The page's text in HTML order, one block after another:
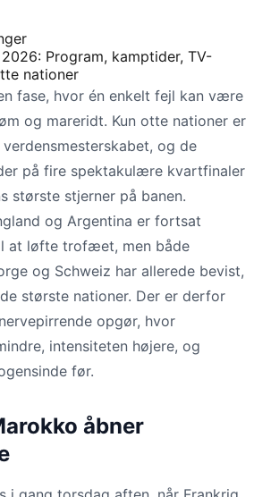
fase, hvor én enkelt fejl kan være
og mareridt. Kun otte nationer er
og de
på fire spektakulære kvartfinaler
største stjerner på banen.
og Argentina er fortsat
at løfte trofæet, men både
og Schweiz har allerede bevist,
største nationer. Der er derfor
opgør, hvor
intensiteten højere, og
før.
åbner